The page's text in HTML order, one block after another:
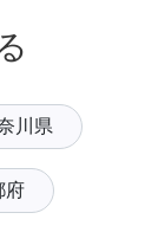
川県
府